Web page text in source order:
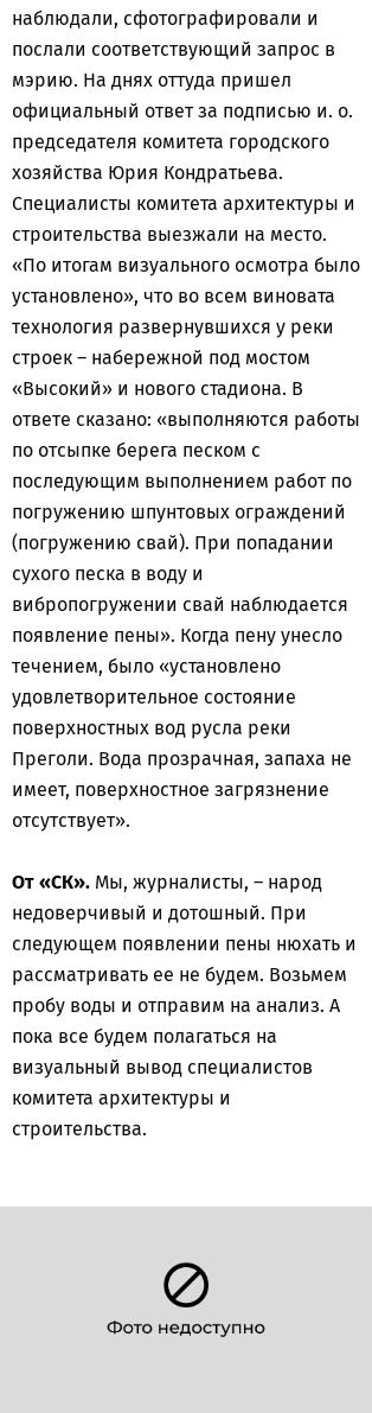
наблюдали, сфотографировали и
послали соответствующий запрос в
мэрию. На днях оттуда пришел
официальный ответ за подписью и. о.
председателя комитета городского
хозяйства Юрия Кондратьева.
Специалисты комитета архитектуры и
строительства выезжали на место.
«По итогам визуального осмотра было
установлено», что во всем виновата
технология развернувшихся у реки
строек – набережной под мостом
«Высокий» и нового стадиона. В
ответе сказано: «выполняются работы
по отсыпке берега песком с
последующим выполнением работ по
погружению шпунтовых ограждений
(погружению свай). При попадании
сухого песка в воду и
вибропогружении свай наблюдается
появление пены». Когда пену унесло
течением, было «установлено
удовлетворительное состояние
поверхностных вод русла реки
Преголи. Вода прозрачная, запаха не
имеет, поверхностное загрязнение
отсутствует».
От «СК». Мы, журналисты, – народ
недоверчивый и дотошный. При
следующем появлении пены нюхать и
рассматривать ее не будем. Возьмем
пробу воды и отправим на анализ. А
пока все будем полагаться на
визуальный вывод специалистов
комитета архитектуры и
строительства.